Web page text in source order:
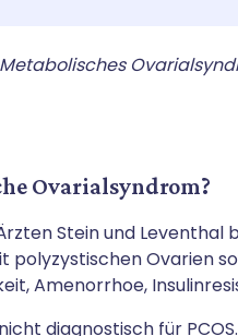
Ovarialsyndrom?
Stein und Leventhal
polyzystischen Ovarien
Amenorrhoe,
diagnostisch für